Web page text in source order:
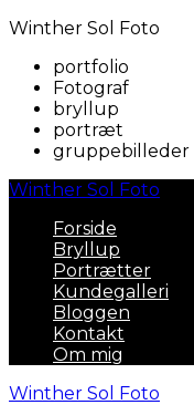
Winther Sol Foto
portfolio
Fotograf
bryllup
portræt
gruppebilleder
Winther Sol Foto
Forside
Bryllup
Portrætter
Kundegalleri
Bloggen
Kontakt
Om mig
Winther Sol Foto